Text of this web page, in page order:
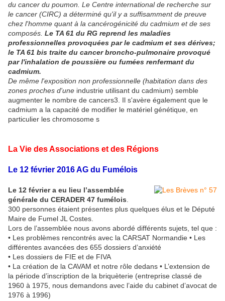
du cancer du poumon. Le Centre international de recherche sur
le cancer (CIRC) a déterminé qu'il y a suffisamment de preuve
chez l'homme quant à la cancérogénicité du cadmium et de ses
composés. Le TA 61 du RG reprend les maladies
professionnelles provoquées par le cadmium et ses dérives;
le TA 61 bis traite du cancer broncho-pulmonaire provoqué
par l'inhalation de poussière ou fumées renfermant du
cadmium.
De même l'exposition non professionnelle (habitation dans des
zones proches d'une industrie utilisant du cadmium) semble
augmenter le nombre de cancers3. Il s'avère également que le
cadmium a la capacité de modifier le matériel génétique, en
particulier les chromosome s
La Vie des Associations et des Régions
Le 12 février 2016 AG du Fumélois
Le 12 février a eu lieu l’assemblée
générale du CERADER 47 fumélois
300 personnes étaient présentes plus quelques élus et le Député
Maire de Fumel JL Costes.
Lors de l’assemblée nous avons abordé différents sujets, tel que :
• Les problèmes rencontrés avec la CARSAT Normandie • Les
différentes avancées des 655 dossiers d’anxiété
• Les dossiers de FIE et de FIVA
• La création de la CAVAM et notre rôle dedans • L’extension de
la période d’inscription de la briquèterie (entreprise classé de
1960 à 1975, nous demandons avec l’aide du cabinet d’avocat de
1976 à 1996)